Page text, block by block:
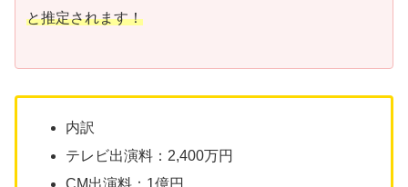
と推定されます！
内訳
テレビ出演料：2,400万円